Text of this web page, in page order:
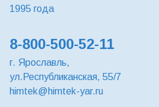
1995 года
8-800-500-52-11
г. Ярославль,
ул.Республиканская, 55/7
himtek@himtek-yar.ru